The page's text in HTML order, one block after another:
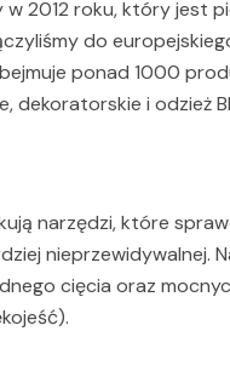
2012 roku, który jest
do
ponad 1000
dekoratorskie i odzież
narzędzi, które
nieprzewidywalnej.
cięcia oraz